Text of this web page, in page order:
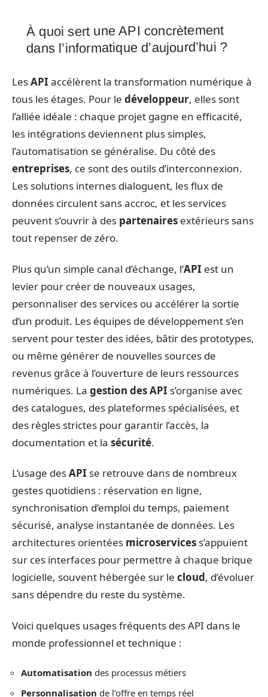
À quoi sert une API concrètement
dans l’informatique d’aujourd’hui ?
LesAPI accélèrent la transformation numérique à
tous les étages. Pour le développeur, elles sont
l’alliée idéale : chaque projet gagne en efficacité,
les intégrations deviennent plus simples,
l’automatisation se généralise. Du côté des
entreprises, ce sont des outils d’interconnexion.
Les solutions internes dialoguent, les flux de
données circulent sans accroc, et les services
peuvent s’ouvrir à des partenaires extérieurs sans
tout repenser de zéro.
Plus qu’un simple canal d’échange, l’API est un
levier pour créer de nouveaux usages,
personnaliser des services ou accélérer la sortie
d’un produit. Les équipes de développement s’en
servent pour tester des idées, bâtir des prototypes,
ou même générer de nouvelles sources de
revenus grâce à l’ouverture de leurs ressources
numériques. La gestion des API s’organise avec
des catalogues, des plateformes spécialisées, et
des règles strictes pour garantir l’accès, la
documentation et la sécurité.
L’usage desAPI se retrouve dans de nombreux
gestes quotidiens : réservation en ligne,
synchronisation d’emploi du temps, paiement
sécurisé, analyse instantanée de données. Les
architectures orientées microservices s’appuient
sur ces interfaces pour permettre à chaque brique
logicielle, souvent hébergée sur le cloud, d’évoluer
sans dépendre du reste du système.
Voici quelques usages fréquents des API dans le
monde professionnel et technique :
Automatisation des processus métiers
Personnalisation de l’offre en temps réel